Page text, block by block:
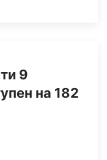
9
на 182